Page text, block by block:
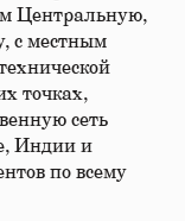
Центральную,
с местным
точках,
сеть
Индии и
по всему